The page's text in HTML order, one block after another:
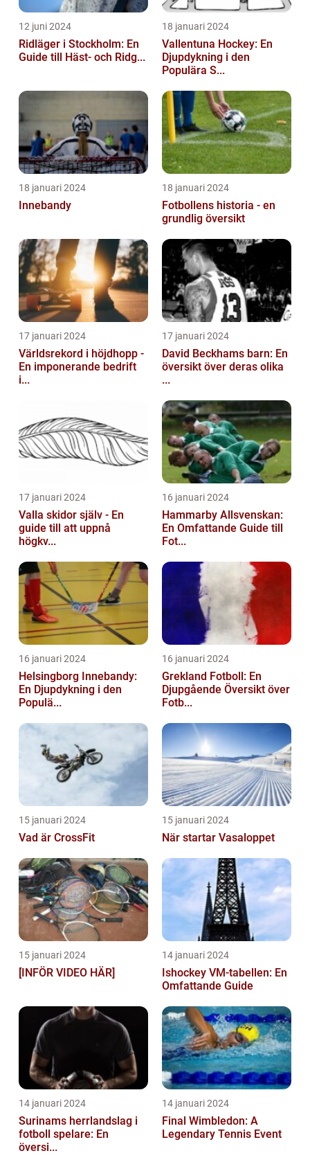
12 juni 2024
Ridläger i Stockholm: En
Guide till Häst- och Ridg...
18 januari 2024
Vallentuna Hockey: En
Djupdykning i den
Populära S...
18 januari 2024
Innebandy
18 januari 2024
Fotbollens historia - en
grundlig översikt
17 januari 2024
Världsrekord i höjdhopp -
En imponerande bedrift
i...
17 januari 2024
David Beckhams barn: En
översikt över deras olika
...
17 januari 2024
Valla skidor själv - En
guide till att uppnå
högkv...
16 januari 2024
Hammarby Allsvenskan:
En Omfattande Guide till
Fot...
16 januari 2024
Helsingborg Innebandy:
En Djupdykning i den
Populä...
16 januari 2024
Grekland Fotboll: En
Djupgående Översikt över
Fotb...
15 januari 2024
Vad är CrossFit
15 januari 2024
När startar Vasaloppet
15 januari 2024
[INFÖR VIDEO HÄR]
14 januari 2024
Ishockey VM-tabellen: En
Omfattande Guide
14 januari 2024
Surinams herrlandslag i
fotboll spelare: En
översi...
14 januari 2024
Final Wimbledon: A
Legendary Tennis Event